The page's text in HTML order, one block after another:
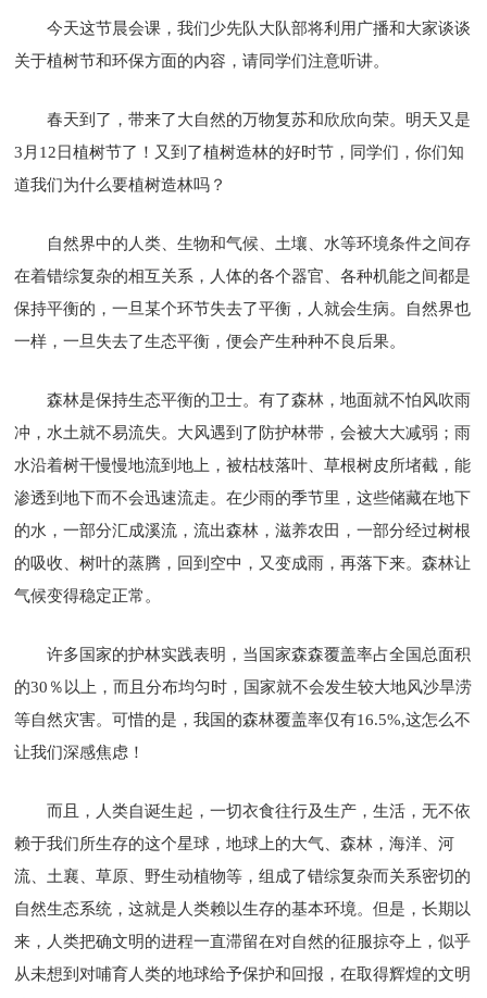
今天这节晨会课，我们少先队大队部将利用广播和大家谈谈
关于植树节和环保方面的内容，请同学们注意听讲。
春天到了，带来了大自然的万物复苏和欣欣向荣。明天又是
3月12日植树节了！又到了植树造林的好时节，同学们，你们知
道我们为什么要植树造林吗？
自然界中的人类、生物和气候、土壤、水等环境条件之间存
在着错综复杂的相互关系，人体的各个器官、各种机能之间都是
保持平衡的，一旦某个环节失去了平衡，人就会生病。自然界也
一样，一旦失去了生态平衡，便会产生种种不良后果。
森林是保持生态平衡的卫士。有了森林，地面就不怕风吹雨
冲，水土就不易流失。大风遇到了防护林带，会被大大减弱；雨
水沿着树干慢慢地流到地上，被枯枝落叶、草根树皮所堵截，能
渗透到地下而不会迅速流走。在少雨的季节里，这些储藏在地下
的水，一部分汇成溪流，流出森林，滋养农田，一部分经过树根
的吸收、树叶的蒸腾，回到空中，又变成雨，再落下来。森林让
气候变得稳定正常。
许多国家的护林实践表明，当国家森森覆盖率占全国总面积
的30％以上，而且分布均匀时，国家就不会发生较大地风沙旱涝
等自然灾害。可惜的是，我国的森林覆盖率仅有16.5%,这怎么不
让我们深感焦虑！
而且，人类自诞生起，一切衣食往行及生产，生活，无不依
赖于我们所生存的这个星球，地球上的大气、森林，海洋、河
流、土襄、草原、野生动植物等，组成了错综复杂而关系密切的
自然生态系统，这就是人类赖以生存的基本环境。但是，长期以
来，人类把确文明的进程一直滞留在对自然的征服掠夺上，似乎
从未想到对哺育人类的地球给予保护和回报，在取得辉煌的文明